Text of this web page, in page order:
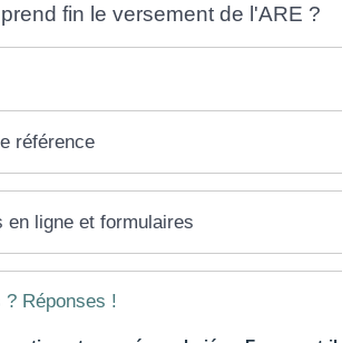
fin le versement de l'ARE ?
référence
en ligne et formulaires
? Réponses !